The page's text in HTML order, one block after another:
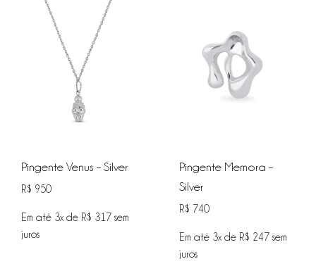
Pingente Venus – Silver
R$ 950
Em até 3x de R$ 317 sem
juros
Pingente Memora –
Silver
R$ 740
Em até 3x de R$ 247 sem
juros